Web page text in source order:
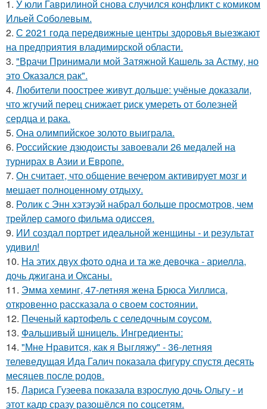
1. У юли Гаврилиной снова случился конфликт с комиком
Ильей Соболевым.
2. С 2021 года передвижные центры здоровья выезжают
на предприятия владимирской области.
3. "Врачи Принимали мой Затяжной Кашель за Астму, но
это Оказался рак".
4. Любители поострее живут дольше: учёные доказали,
что жгучий перец снижает риск умереть от болезней
сердца и рака.
5. Она олимпийское золото выиграла.
6. Российские дзюдоисты завоевали 26 медалей на
турнирах в Азии и Европе.
7. Он считает, что общение вечером активирует мозг и
мешает полноценному отдыху.
8. Ролик с Энн хэтэуэй набрал больше просмотров, чем
трейлер самого фильма одиссея.
9. ИИ создал портрет идеальной женщины - и результат
удивил!
10. На этих двух фото одна и та же девочка - ариелла,
дочь джигана и Оксаны.
11. Эмма хеминг, 47-летняя жена Брюса Уиллиса,
откровенно рассказала о своем состоянии.
12. Печеный картофель с селедочным соусом.
13. Фальшивый шницель. Ингредиенты:
14. "Мне Нравится, как я Выгляжу" - 36-летняя
телеведущая Ида Галич показала фигуру спустя десять
месяцев после родов.
15. Лариса Гузеева показала взрослую дочь Ольгу - и
этот кадр сразу разошёлся по соцсетям.